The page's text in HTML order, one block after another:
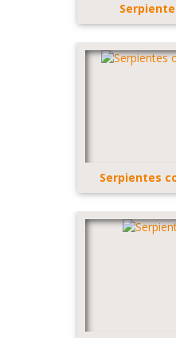
Serpientes